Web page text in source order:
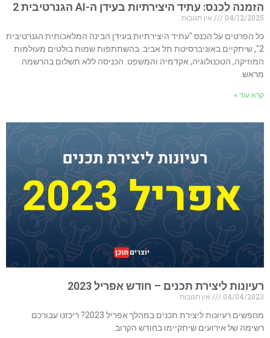
הזמנה לכנס: עתיד היצירתיות בעידן ה-AI הגנרטיבית 2
04/12/2025
אין תגובות
כל הפרטים על הכנס "עתיד היצירתיות בעידן הבינה המלאכותית הגנרטיבית
2", שיתקיים באוניברסיטת תל אביב. בהשתתפות שמות בולטים מעולמות
המוזיקה, הטכנולוגיה, אקדמיה והמשפט. הכניסה ללא תשלום בהרשמה
מראש.
קרא עוד »
רעיונות ליצירת תכנים – חודש אפריל 2023​
04/04/2023
אין תגובות
מחפשים רעיונות ליצירת תכנים במהלך אפריל 2023? ריכזנו עבורכם
רשימה של אירועים שיתקיימו בחודש הקרוב.